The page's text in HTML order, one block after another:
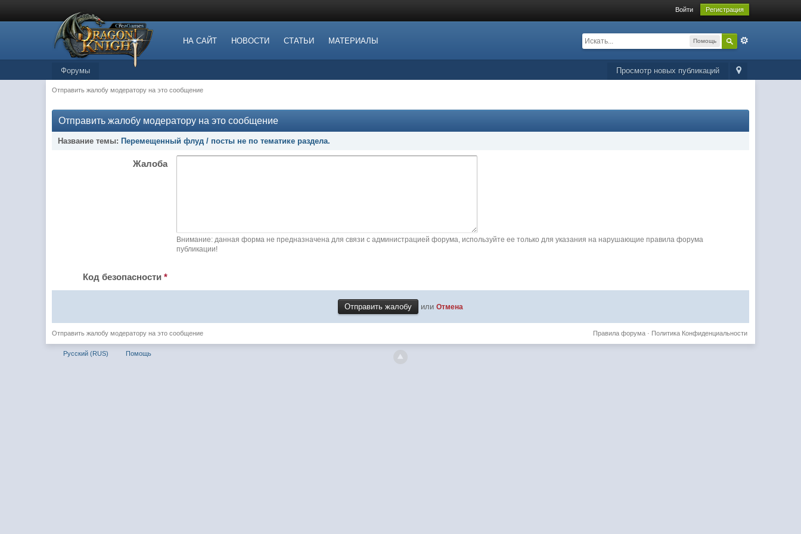
Войти Регистрация
НА САЙТ НОВОСТИ СТАТЬИ МАТЕРИАЛЫ Помощь
Просмотр новых публикаций
Форумы
Отправить жалобу модератору на это сообщение
Отправить жалобу модератору на это сообщение
Название темы: Перемещенный флуд / посты не по тематике раздела.
Жалоба
Внимание: данная форма не предназначена для связи с администрацией форума, используйте ее только для указания на нарушающие правила форума
публикации!
Код безопасности*
или Отмена
Отправить жалобу модератору на это сообщение Политика Конфиденциальности
Правила форума·
Русский (RUS) Помощь